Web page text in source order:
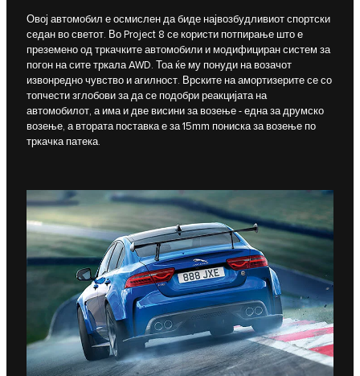
Овој автомобил е осмислен да биде највозбудливиот спортски
седан во светот. Во Project 8 се користи потпирање што е
преземено од тркачките автомобили и модифициран систем за
погон на сите тркала AWD. Тоа ќе му понуди на возачот
извонредно чувство и агилност. Врските на амортизерите се со
топчести зглобови за да се подобри реакцијата на
автомобилот, а има и две висини за возење - една за друмско
возење, а втората поставка е за 15mm пониска за возење по
тркачка патека.